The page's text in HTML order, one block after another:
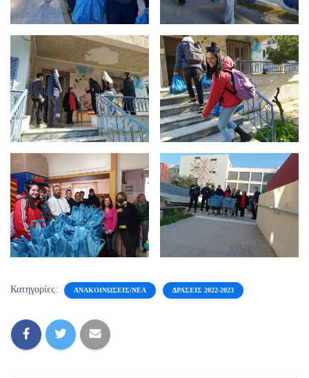
Κατηγορίες: ΑΝΑΚΟΙΝΏΣΕΙΣ/ΝΈΑ ΔΡΆΣΕΙΣ 2022-2023